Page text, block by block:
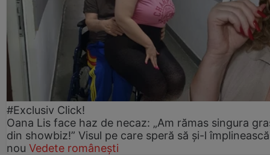
#Exclusiv Click!
Oana Lis face haz de necaz: „Am rămas singura
din showbiz!” Visul pe care speră să și-l
nou Vedete românești